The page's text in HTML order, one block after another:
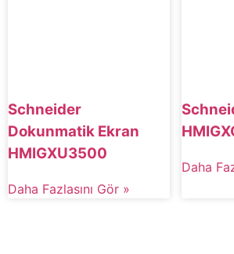
Schneider
Dokunmatik Ekran
HMIGXU3500
Daha Fazlasını Gör »
Daha